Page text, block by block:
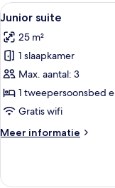
Alle
foto's
voor
Junior
suite
laden
11
Junior suite
25 m²
1 slaapkamer
Max. aantal: 3
1 tweepersoonsbed
Gratis wifi
Meer informatie
Meer
suite